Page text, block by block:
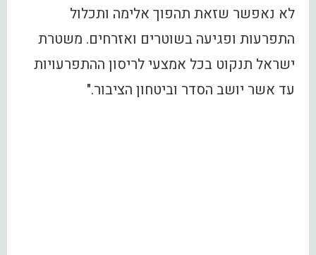
לא נאפשר שזאת תהפוך אלימה ותכלול
התפרעות ופגיעה בשוטרים ואזרחים. משטרת
ישראל תנקוט בכל אמצעי לריסון ההתפרעויות
עד אשר יושב הסדר וביטחון הציבור."